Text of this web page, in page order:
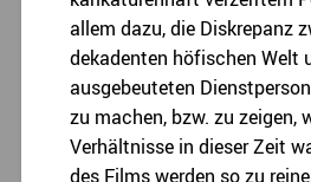
allem dazu, die Diskrepanz
dekadenten höfischen Welt
ausgebeuteten
zu machen, bzw. zu zeigen,
Verhältnisse in dieser Zeit
des Films werden so zu